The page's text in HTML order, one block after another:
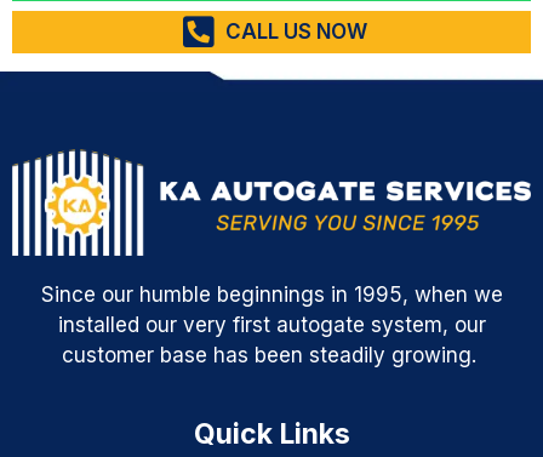
CALL US NOW
Since our humble beginnings in 1995, when we
installed our very first autogate system, our
customer base has been steadily growing.
Quick Links